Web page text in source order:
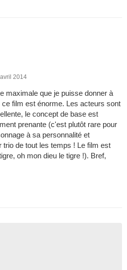
2014
maximale que je puisse donner à
film est énorme. Les acteurs sont
le concept de base est
prenante (c'est plutôt rare pour
à sa personnalité et
trio de tout les temps ! Le film est
oh mon dieu le tigre !). Bref,